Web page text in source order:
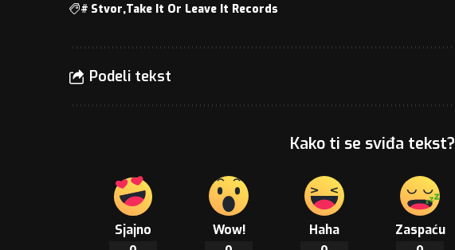
# Stvor Take It Or Leave It Records
Podeli tekst
Kako ti se sviđa tekst?
Sjajno Wow! Haha Zaspaću